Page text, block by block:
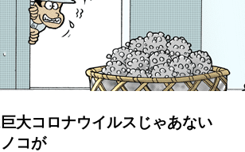
大コロナウイルスじゃあない
コが